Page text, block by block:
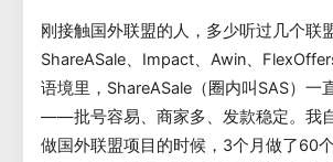
刚接触国外联盟的人，多少听过几个联
ShareASale、Impact、Awin、
语境里，ShareASale（圈内叫SAS）一
——批号容易、商家多、发款稳定。我
做国外联盟项目的时候，3个月做了60